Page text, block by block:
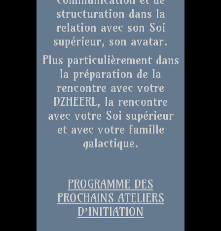
structuration dans la
relation avec son Soi
supérieur, son avatar.
Plus particulièrement dans
la préparation de la
rencontre avec votre
DZHEERL, la rencontre
avec votre Soi supérieur
et avec votre famille
galactique.
PROGRAMME DES
PROCHAINS ATELIERS
D’INITIATION